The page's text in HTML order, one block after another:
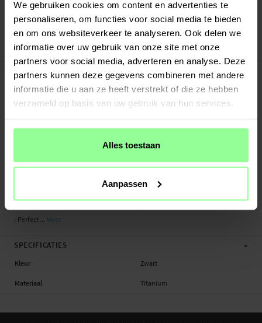
We gebruiken cookies om content en advertenties te
personaliseren, om functies voor social media te bieden
en om ons websiteverkeer te analyseren. Ook delen we
informatie over uw gebruik van onze site met onze
partners voor social media, adverteren en analyse. Deze
partners kunnen deze gegevens combineren met andere
informatie die u aan ze heeft verstrekt of die ze hebben
verzameld op basis van uw gebruik van hun services.
Alles toestaan
Aanpassen
Veilig betalen met Klarna of Paypal
Art number:67688 Ringke
PRODUCTBESCHRIJVING
Exclusieve titanium armband van Ringke voor Apple Watch SE 44mm. Het
titanium materiaal maakt de armband extreem duurzaam en lichter dan een
traditioneel roestvrijstalen bandje. Het is ontworpen om je smartwatch een
De armband opent soepel met een vlindersluiting en de lengte is eenvoudig
armband aan je horloge zonder gereedschap te hoeven gebruiken.
- Perfect ... Meer
SPECIFICATIES -
Kleur Zwart
Materiaal Titanium